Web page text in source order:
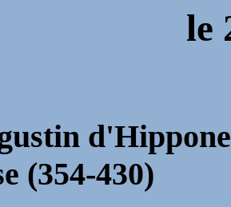
le
(354-430)